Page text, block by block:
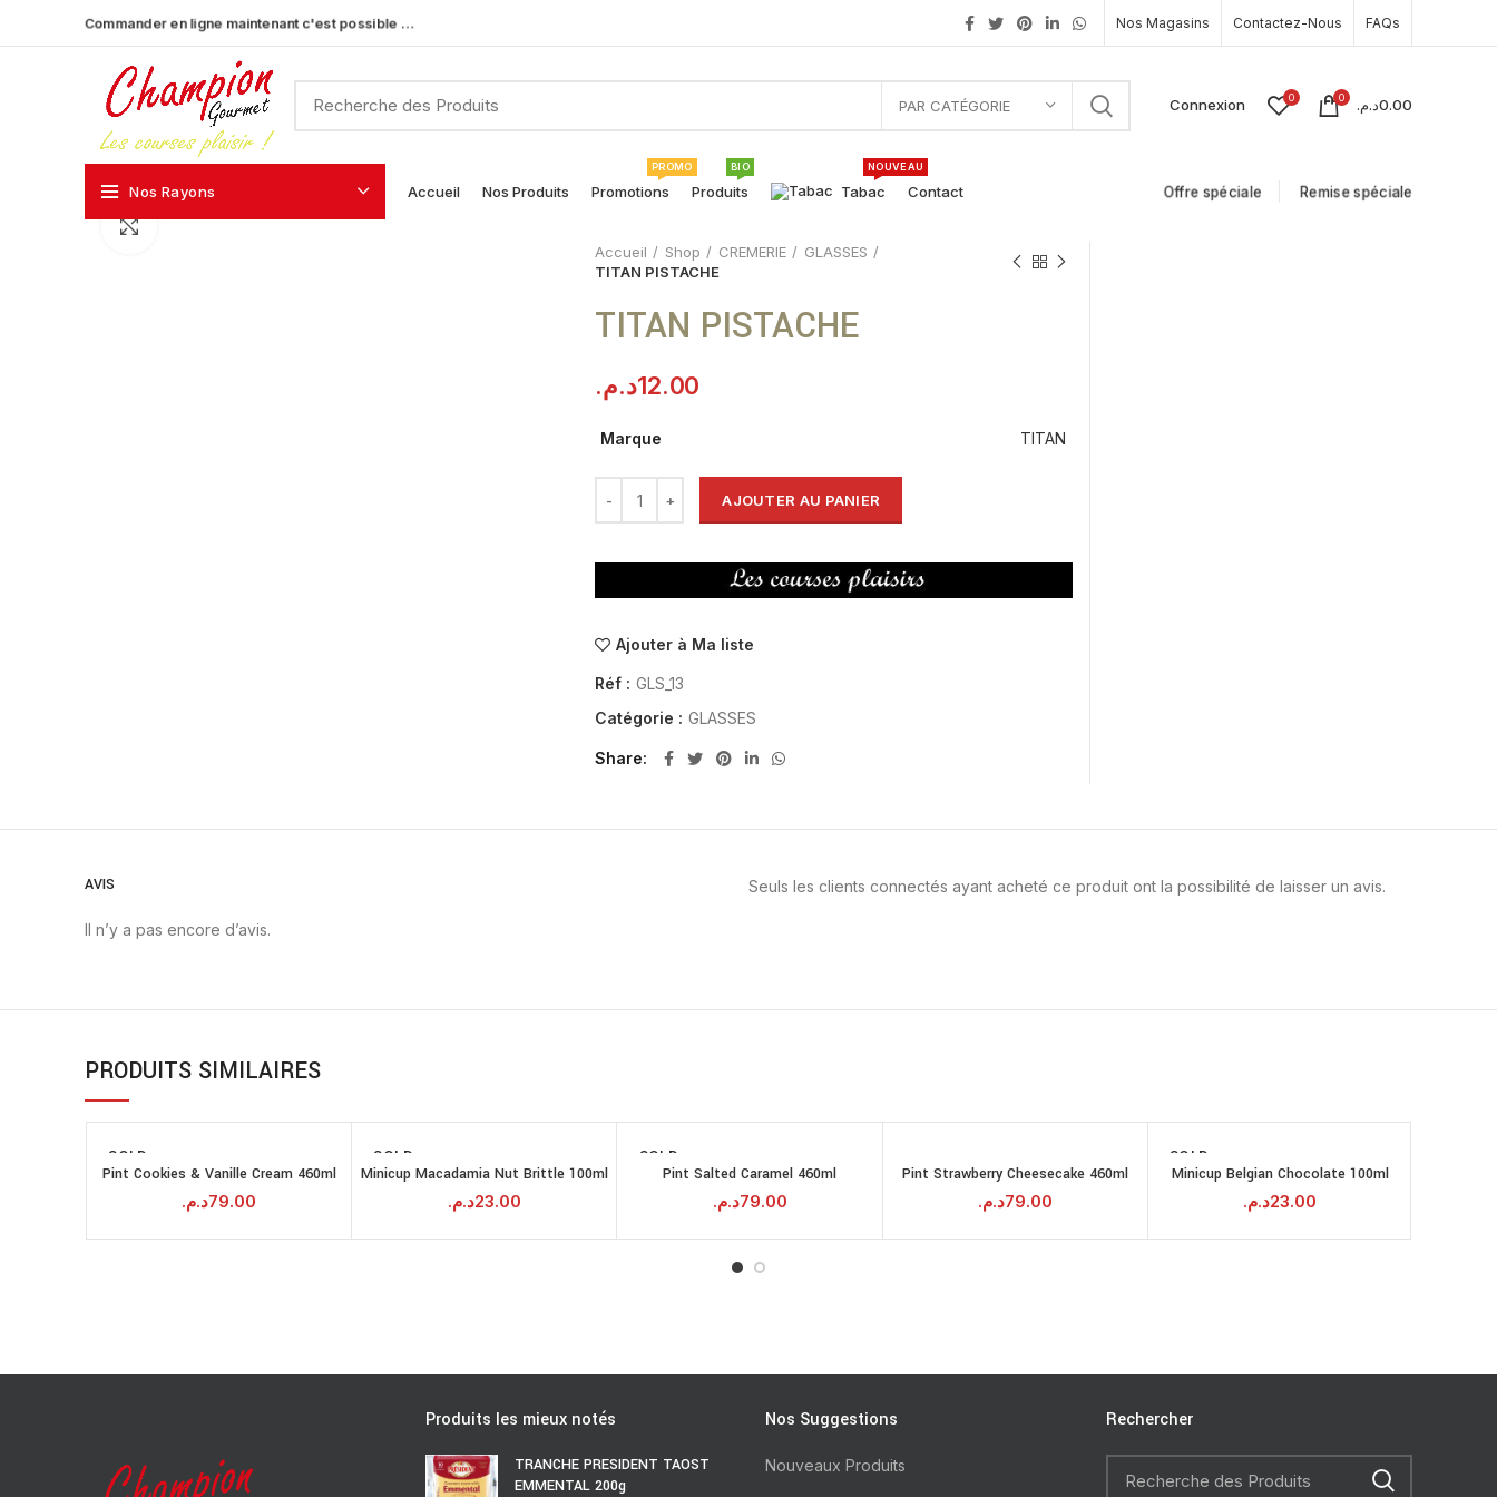
Commander en ligne maintenant c'est possible … Nos Magasins Contactez-Nous FAQs
PAR CATÉGORIE Connexion 0 0 0.00د.م.
Nos Rayons Accueil Nos Produits Promotions
PROMO
Produits
BIO
Tabac
NOUVEAU
Contact Offre spéciale Remise spéciale
Accueil
Shop CREMERIE
GLASSES
TITAN PISTACHE
TITAN PISTACHE
12.00د.م.
Marque TITAN
AJOUTER AU PANIER
Ajouter à Ma liste
Réf : GLS_13
Catégorie : GLASSES
Share
AVIS
Il n’y a pas encore d’avis.
Seuls les clients connectés ayant acheté ce produit ont la possibilité de laisser un avis.
PRODUITS SIMILAIRES
SOLD
OUT
LIRE LA SUITE
Pint Cookies & Vanille Cream 460ml
79.00د.م.
SOLD
OUT
LIRE LA SUITE
Minicup Macadamia Nut Brittle 100ml
23.00د.م.
SOLD
OUT
LIRE LA SUITE
Pint Salted Caramel 460ml
79.00د.م.
AJOUTER AU
PANIER
Pint Strawberry Cheesecake 460ml
79.00د.م.
SOLD
OUT
LIRE LA SUITE
Minicup Belgian Chocolate 100ml
23.00د.م.
Produits les mieux notés
TRANCHE PRESIDENT TAOST
EMMENTAL 200g
Nos Suggestions
Nouveaux Produits
Rechercher